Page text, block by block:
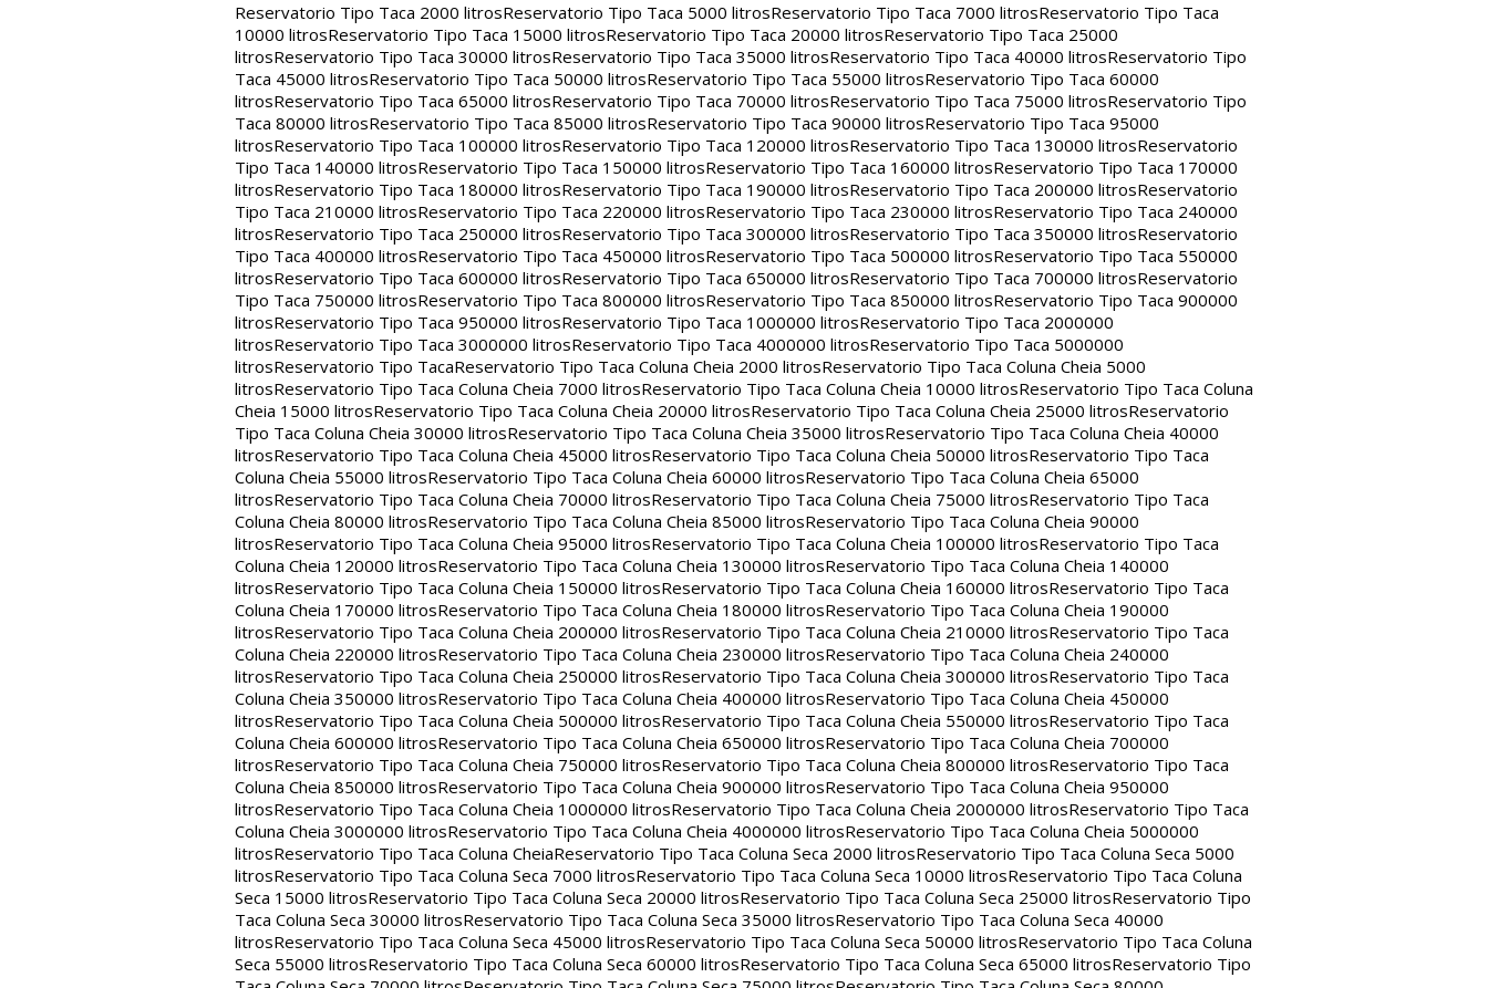
Reservatorio Tipo Taca 2000 litrosReservatorio Tipo Taca 5000 litrosReservatorio Tipo Taca 7000 litrosReservatorio Tipo Taca
10000 litrosReservatorio Tipo Taca 15000 litrosReservatorio Tipo Taca 20000 litrosReservatorio Tipo Taca 25000
litrosReservatorio Tipo Taca 30000 litrosReservatorio Tipo Taca 35000 litrosReservatorio Tipo Taca 40000 litrosReservatorio Tipo
Taca 45000 litrosReservatorio Tipo Taca 50000 litrosReservatorio Tipo Taca 55000 litrosReservatorio Tipo Taca 60000
litrosReservatorio Tipo Taca 65000 litrosReservatorio Tipo Taca 70000 litrosReservatorio Tipo Taca 75000 litrosReservatorio Tipo
Taca 80000 litrosReservatorio Tipo Taca 85000 litrosReservatorio Tipo Taca 90000 litrosReservatorio Tipo Taca 95000
litrosReservatorio Tipo Taca 100000 litrosReservatorio Tipo Taca 120000 litrosReservatorio Tipo Taca 130000 litrosReservatorio
Tipo Taca 140000 litrosReservatorio Tipo Taca 150000 litrosReservatorio Tipo Taca 160000 litrosReservatorio Tipo Taca 170000
litrosReservatorio Tipo Taca 180000 litrosReservatorio Tipo Taca 190000 litrosReservatorio Tipo Taca 200000 litrosReservatorio
Tipo Taca 210000 litrosReservatorio Tipo Taca 220000 litrosReservatorio Tipo Taca 230000 litrosReservatorio Tipo Taca 240000
litrosReservatorio Tipo Taca 250000 litrosReservatorio Tipo Taca 300000 litrosReservatorio Tipo Taca 350000 litrosReservatorio
Tipo Taca 400000 litrosReservatorio Tipo Taca 450000 litrosReservatorio Tipo Taca 500000 litrosReservatorio Tipo Taca 550000
litrosReservatorio Tipo Taca 600000 litrosReservatorio Tipo Taca 650000 litrosReservatorio Tipo Taca 700000 litrosReservatorio
Tipo Taca 750000 litrosReservatorio Tipo Taca 800000 litrosReservatorio Tipo Taca 850000 litrosReservatorio Tipo Taca 900000
litrosReservatorio Tipo Taca 950000 litrosReservatorio Tipo Taca 1000000 litrosReservatorio Tipo Taca 2000000
litrosReservatorio Tipo Taca 3000000 litrosReservatorio Tipo Taca 4000000 litrosReservatorio Tipo Taca 5000000
litrosReservatorio Tipo TacaReservatorio Tipo Taca Coluna Cheia 2000 litrosReservatorio Tipo Taca Coluna Cheia 5000
litrosReservatorio Tipo Taca Coluna Cheia 7000 litrosReservatorio Tipo Taca Coluna Cheia 10000 litrosReservatorio Tipo Taca Coluna
Cheia 15000 litrosReservatorio Tipo Taca Coluna Cheia 20000 litrosReservatorio Tipo Taca Coluna Cheia 25000 litrosReservatorio
Tipo Taca Coluna Cheia 30000 litrosReservatorio Tipo Taca Coluna Cheia 35000 litrosReservatorio Tipo Taca Coluna Cheia 40000
litrosReservatorio Tipo Taca Coluna Cheia 45000 litrosReservatorio Tipo Taca Coluna Cheia 50000 litrosReservatorio Tipo Taca
Coluna Cheia 55000 litrosReservatorio Tipo Taca Coluna Cheia 60000 litrosReservatorio Tipo Taca Coluna Cheia 65000
litrosReservatorio Tipo Taca Coluna Cheia 70000 litrosReservatorio Tipo Taca Coluna Cheia 75000 litrosReservatorio Tipo Taca
Coluna Cheia 80000 litrosReservatorio Tipo Taca Coluna Cheia 85000 litrosReservatorio Tipo Taca Coluna Cheia 90000
litrosReservatorio Tipo Taca Coluna Cheia 95000 litrosReservatorio Tipo Taca Coluna Cheia 100000 litrosReservatorio Tipo Taca
Coluna Cheia 120000 litrosReservatorio Tipo Taca Coluna Cheia 130000 litrosReservatorio Tipo Taca Coluna Cheia 140000
litrosReservatorio Tipo Taca Coluna Cheia 150000 litrosReservatorio Tipo Taca Coluna Cheia 160000 litrosReservatorio Tipo Taca
Coluna Cheia 170000 litrosReservatorio Tipo Taca Coluna Cheia 180000 litrosReservatorio Tipo Taca Coluna Cheia 190000
litrosReservatorio Tipo Taca Coluna Cheia 200000 litrosReservatorio Tipo Taca Coluna Cheia 210000 litrosReservatorio Tipo Taca
Coluna Cheia 220000 litrosReservatorio Tipo Taca Coluna Cheia 230000 litrosReservatorio Tipo Taca Coluna Cheia 240000
litrosReservatorio Tipo Taca Coluna Cheia 250000 litrosReservatorio Tipo Taca Coluna Cheia 300000 litrosReservatorio Tipo Taca
Coluna Cheia 350000 litrosReservatorio Tipo Taca Coluna Cheia 400000 litrosReservatorio Tipo Taca Coluna Cheia 450000
litrosReservatorio Tipo Taca Coluna Cheia 500000 litrosReservatorio Tipo Taca Coluna Cheia 550000 litrosReservatorio Tipo Taca
Coluna Cheia 600000 litrosReservatorio Tipo Taca Coluna Cheia 650000 litrosReservatorio Tipo Taca Coluna Cheia 700000
litrosReservatorio Tipo Taca Coluna Cheia 750000 litrosReservatorio Tipo Taca Coluna Cheia 800000 litrosReservatorio Tipo Taca
Coluna Cheia 850000 litrosReservatorio Tipo Taca Coluna Cheia 900000 litrosReservatorio Tipo Taca Coluna Cheia 950000
litrosReservatorio Tipo Taca Coluna Cheia 1000000 litrosReservatorio Tipo Taca Coluna Cheia 2000000 litrosReservatorio Tipo Taca
Coluna Cheia 3000000 litrosReservatorio Tipo Taca Coluna Cheia 4000000 litrosReservatorio Tipo Taca Coluna Cheia 5000000
litrosReservatorio Tipo Taca Coluna CheiaReservatorio Tipo Taca Coluna Seca 2000 litrosReservatorio Tipo Taca Coluna Seca 5000
litrosReservatorio Tipo Taca Coluna Seca 7000 litrosReservatorio Tipo Taca Coluna Seca 10000 litrosReservatorio Tipo Taca Coluna
Seca 15000 litrosReservatorio Tipo Taca Coluna Seca 20000 litrosReservatorio Tipo Taca Coluna Seca 25000 litrosReservatorio Tipo
Taca Coluna Seca 30000 litrosReservatorio Tipo Taca Coluna Seca 35000 litrosReservatorio Tipo Taca Coluna Seca 40000
litrosReservatorio Tipo Taca Coluna Seca 45000 litrosReservatorio Tipo Taca Coluna Seca 50000 litrosReservatorio Tipo Taca Coluna
Seca 55000 litrosReservatorio Tipo Taca Coluna Seca 60000 litrosReservatorio Tipo Taca Coluna Seca 65000 litrosReservatorio Tipo